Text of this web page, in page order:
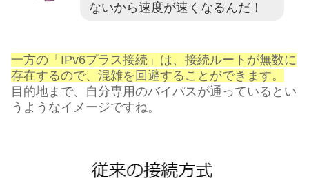
ないから速度が速くなるんだ！
一方の「IPv6プラス接続」は、接続ルートが無数に
存在するので、混雑を回避することができます。
目的地まで、自分専用のバイパスが通っているとい
うようなイメージですね。